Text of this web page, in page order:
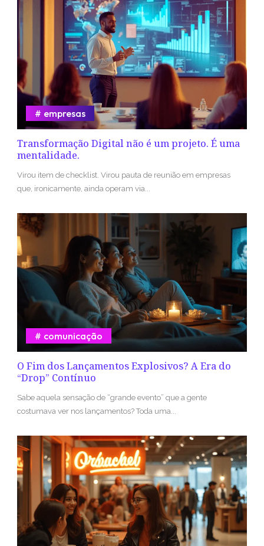
Transformação Digital não é um projeto. É uma
mentalidade.
empresas
Virou item de checklist. Virou pauta de reunião em empresas
que, ironicamente, ainda operam via...
O Fim dos Lançamentos Explosivos? A Era do
“Drop” Contínuo
comunicação
Sabe aquela sensação de “grande evento” que a gente
costumava ver nos lançamentos? Toda uma...